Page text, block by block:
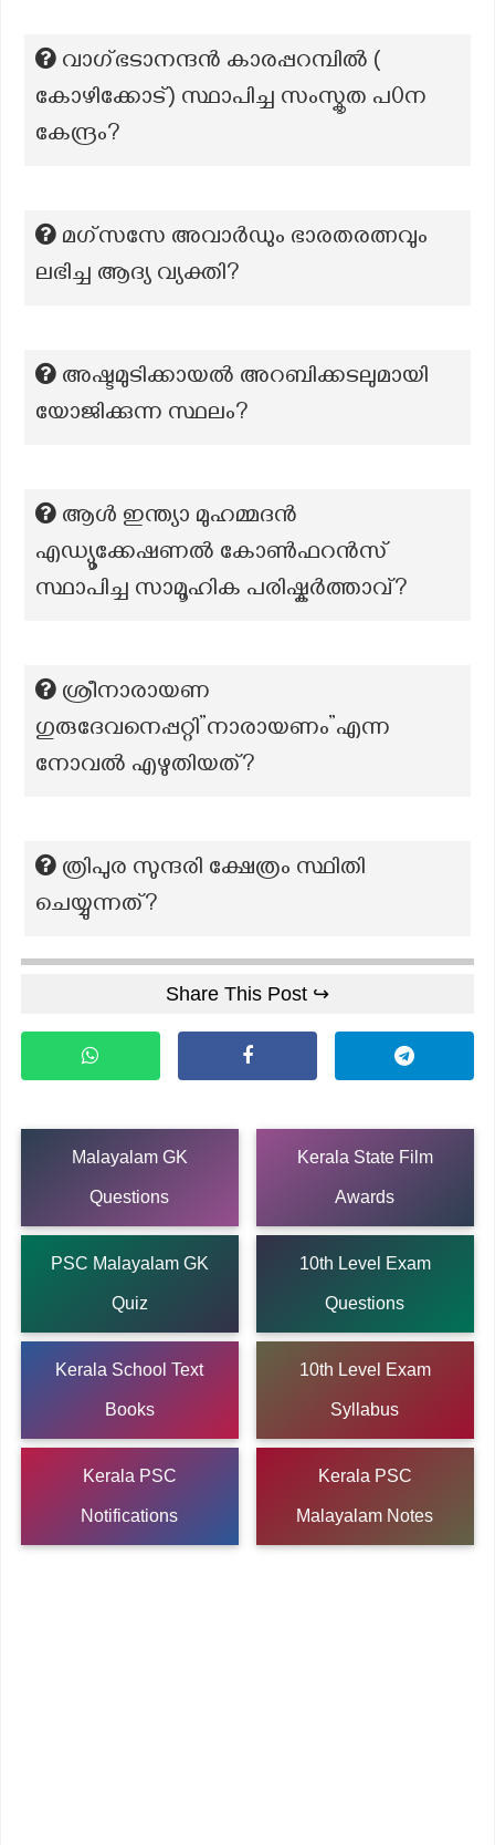
വാഗ്ഭടാനന്ദൻ കാരപ്പറമ്പിൽ (
കോഴിക്കോട്) സ്ഥാപിച്ച സംസ്കൃത പ0ന
കേന്ദ്രം?
മഗ്സസേ അവാർഡും ഭാരതരത്നവും
ലഭിച്ച ആദ്യ വ്യക്തി?
അഷ്ടമുടിക്കായല്‍ അറബിക്കടലുമായി
യോജിക്കുന്ന സ്ഥലം?
ആൾ ഇന്ത്യാ മുഹമ്മദൻ
എഡ്യൂക്കേഷണൽ കോൺഫറൻസ്
സ്ഥാപിച്ച സാമൂഹിക പരിഷ്കർത്താവ്?
ശ്രീനാരായണ
ഗുരുദേവനെപ്പറ്റി”നാരായണം”എന്ന
നോവൽ എഴുതിയത്?
ത്രിപുര സുന്ദരി ക്ഷേത്രം സ്ഥിതി
ചെയ്യുന്നത്?
Share This Post ↪
Malayalam GK
Questions
Kerala State Film
Awards
PSC Malayalam GK
Quiz
10th Level Exam
Questions
Kerala School Text
Books
10th Level Exam
Syllabus
Kerala PSC
Notifications
Kerala PSC
Malayalam Notes